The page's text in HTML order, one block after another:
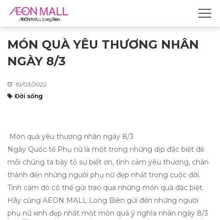
MÓN QUÀ YÊU THƯƠNG NHÂN
NGÀY 8/3
10/03/2022
Đời sống
Món quà yêu thương nhân ngày 8/3
Ngày Quốc tế Phụ nữ là một trong những dịp đặc biệt để
mỗi chúng ta bày tỏ sự biết ơn, tình cảm yêu thương, chân
thành đến những người phụ nữ đẹp nhất trong cuộc đời.
Tình cảm đó có thể gửi trao qua những món quà đặc biệt.
Hãy cùng AEON MALL Long Biên gửi đến những người
phụ nữ xinh đẹp nhất một món quà ý nghĩa nhân ngày 8/3